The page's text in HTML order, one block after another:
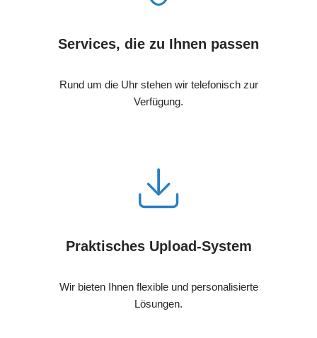
Services, die zu Ihnen passen
Rund um die Uhr stehen wir telefonisch zur
Verfügung.
Praktisches Upload-System
Wir bieten Ihnen flexible und personalisierte
Lösungen.